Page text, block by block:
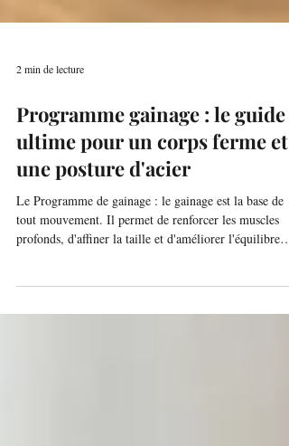
2 min de lecture
Programme gainage : le guide
ultime pour un corps ferme et
une posture d'acier
tout mouvement. Il permet de renforcer les muscles
profonds, d'affiner la taille et d'améliorer l'équilibre